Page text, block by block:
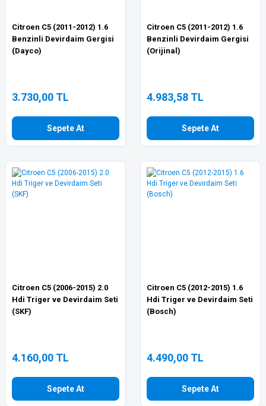
Citroen C5 (2011-2012) 1.6
Benzinli Devirdaim Gergisi
(Dayco)
3.730,00 TL
Sepete At
Citroen C5 (2011-2012) 1.6
Benzinli Devirdaim Gergisi
(Orijinal)
4.983,58 TL
Sepete At
Citroen C5 (2006-2015) 2.0
Hdi Triger ve Devirdaim Seti
(SKF)
4.160,00 TL
Sepete At
Citroen C5 (2012-2015) 1.6
Hdi Triger ve Devirdaim Seti
(Bosch)
4.490,00 TL
Sepete At